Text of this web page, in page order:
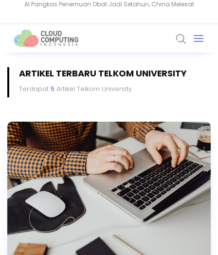
ARTIKEL TERBARU TELKOM UNIVERSITY
Terdapat 5Artikel Telkom University